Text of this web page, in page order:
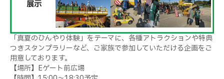
「真夏のひんやり体験」をテーマに、各種アトラクションや特典
つきスタンプラリーなど、ご家族で参加していただける企画をご
用意しております。
【場所】Eゲート前広場